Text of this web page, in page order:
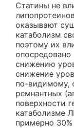
Статины не
оказывают
катаболизм
поэтому их
снижению
снижение
по-видимому,
ремнантных
поверхности
катаболизме
примерно 30%